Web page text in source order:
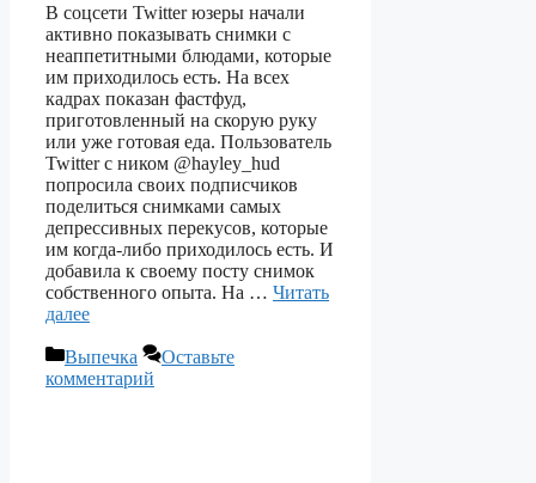
В соцсети Twitter юзеры начали
активно показывать снимки с
неаппетитными блюдами, которые
им приходилось есть. На всех
кадрах показан фастфуд,
приготовленный на скорую руку
или уже готовая еда. Пользователь
Twitter с ником @hayley_hud
попросила своих подписчиков
поделиться снимками самых
депрессивных перекусов, которые
им когда-либо приходилось есть. И
добавила к своему посту снимок
собственного опыта. На … Читать
далее
Рубрики
Выпечка
Оставьте
комментарий